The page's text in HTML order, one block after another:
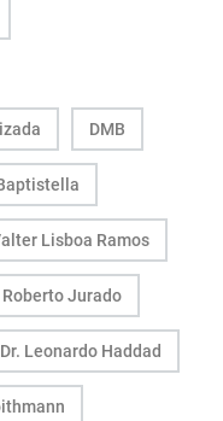
DMB
Lisboa Ramos
Roberto Jurado
Dr. Leonardo Haddad